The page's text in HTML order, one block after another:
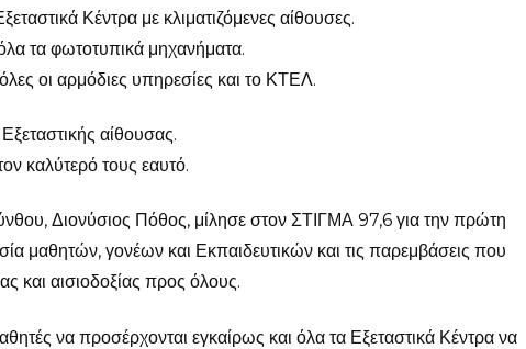
Κέντρα με κλιματιζόμενες αίθουσες.
τα φωτοτυπικά μηχανήματα.
οι αρμόδιες υπηρεσίες και το ΚΤΕΛ.
αίθουσας.
καλύτερό τους εαυτό.
Διονύσιος Πόθος, μίλησε στον ΣΤΙΓΜΑ 97,6 για την πρώτη
μαθητών, γονέων και Εκπαιδευτικών και τις παρεμβάσεις που
και αισιοδοξίας προς όλους.
να προσέρχονται εγκαίρως και όλα τα Εξεταστικά Κέντρα να